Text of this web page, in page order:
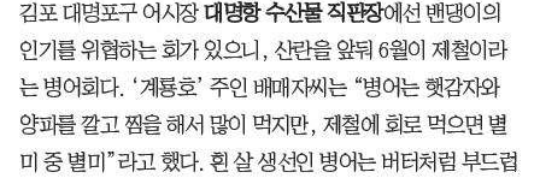
김포 대명포구 어시장 대명항 수산물 직판장에선 밴댕이의
인기를 위협하는 회가 있으니, 산란을 앞둬 6월이 제철이라
는 병어회다. ‘계룡호’ 주인 배매자씨는 “병어는 햇감자와
양파를 깔고 찜을 해서 많이 먹지만, 제철에 회로 먹으면 별
미 중 별미”라고 했다. 흰 살 생선인 병어는 버터처럼 부드럽